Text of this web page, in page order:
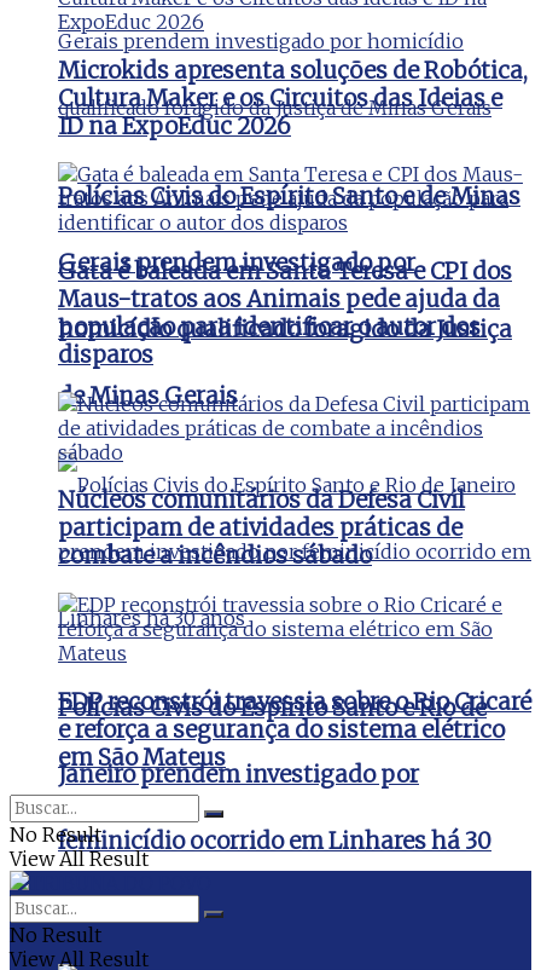
Polícias Civis do Espírito Santo e de Minas
Gerais prendem investigado por
homicídio qualificado foragido da Justiça
de Minas Gerais
Polícias Civis do Espírito Santo e Rio de
Janeiro prendem investigado por
feminicídio ocorrido em Linhares há 30
anos
Microkids apresenta soluções de Robótica,
Cultura Maker e os Circuitos das Ideias e
ID na ExpoEduc 2026
Gata é baleada em Santa Teresa e CPI dos
Maus-tratos aos Animais pede ajuda da
população para identificar o autor dos
disparos
Núcleos comunitários da Defesa Civil
participam de atividades práticas de
combate a incêndios sábado
EDP reconstrói travessia sobre o Rio Cricaré
e reforça a segurança do sistema elétrico
em São Mateus
No Result
View All Result
No Result
View All Result